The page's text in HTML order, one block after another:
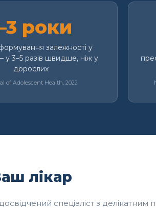
роки
залежності у
— у 3–5 разів швидше, ніж у
дорослих
of Adolescent Health, 2022
лікар
спеціаліст з делікатним